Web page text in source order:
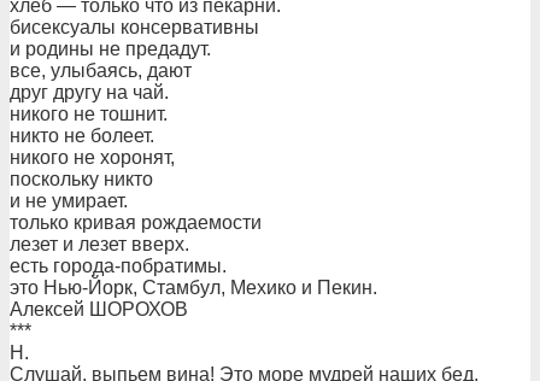
хлеб — только что из пекарни.
бисексуалы консервативны
и родины не предадут.
все, улыбаясь, дают
друг другу на чай.
никого не тошнит.
никто не болеет.
никого не хоронят,
поскольку никто
и не умирает.
только кривая рождаемости
лезет и лезет вверх.
есть города-побратимы.
это Нью-Йорк, Стамбул, Мехико и Пекин.
Алексей ШОРОХОВ
***
Н.
Слушай, выпьем вина! Это море мудрей наших бед.